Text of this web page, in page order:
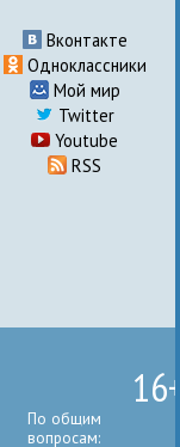
Вконтакте
Одноклассники
Мой мир
Twitter
Youtube
RSS
По общим
вопросам: